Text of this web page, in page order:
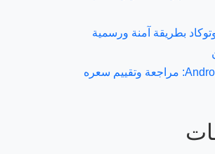
بطريقة آمنة ورسمية
Andromeda RX 9070 XT: مراجعة وتقييم سعره